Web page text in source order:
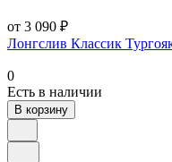
от 3 090 ₽
Лонгслив Классик
0
Есть в наличии
В корзину